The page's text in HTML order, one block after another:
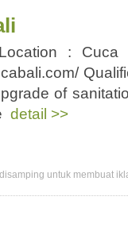
: Cuca
of
detail >>
untuk membuat